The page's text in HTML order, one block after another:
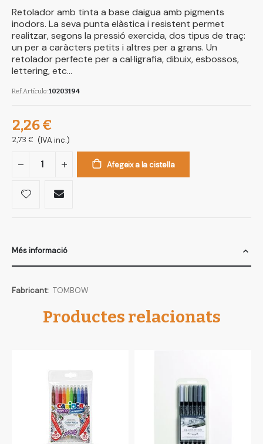
Retolador amb tinta a base daigua amb pigments
inodors. La seva punta elàstica i resistent permet
realitzar, segons la pressió exercida, dos tipus de traç:
un per a caràcters petits i altres per a grans. Un
retolador perfecte per a cal·ligrafia, dibuix, esbossos,
lettering, etc...
Ref.Artículo 10203194
2,26 €
2,73 € (IVA inc.)
Afegeix a la cistella
Més informació
Més
TOMBOW
Productes relacionats